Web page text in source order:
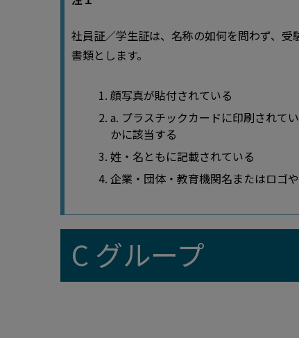
社員証／学生証は、名称の如何を問わず、
書類とします。
顔写真が貼付されている
a. プラスチックカードに印刷されて
かに該当する
姓・名ともに記載されている
企業・団体・教育機関名またはロゴ
C グループ